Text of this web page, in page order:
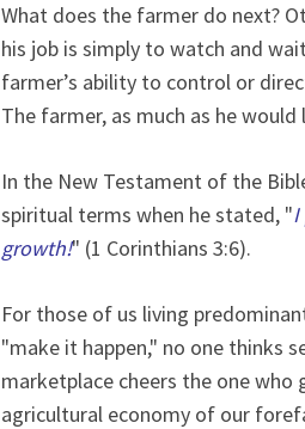
What does the farmer do next?
his job is simply to watch and
farmer’s ability to control or
The farmer, as much as he
In the New Testament of the
spiritual terms when he stated, "I
growth!" (1 Corinthians 3:6).
For those of us living
"make it happen," no one thinks
marketplace cheers the one
agricultural economy of our